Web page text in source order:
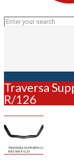
Traversa
R/126